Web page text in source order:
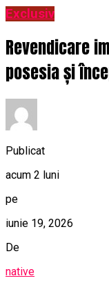
Exclusiv
Revendicare
posesia și
Publicat
acum 2 luni
pe
iunie 19, 2026
De
native